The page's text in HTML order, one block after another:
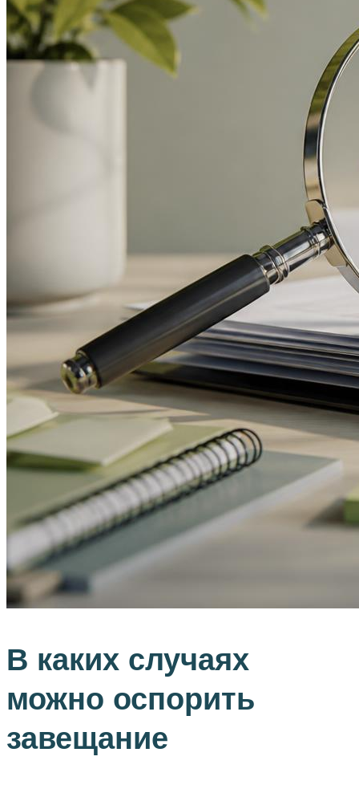
В каких случаях
можно оспорить
завещание